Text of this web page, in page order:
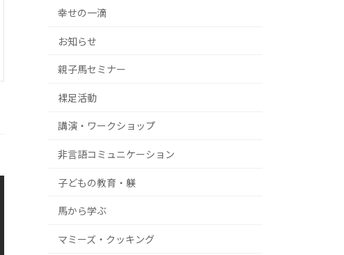
幸せの一滴
お知らせ
親子馬セミナー
裸足活動
講演・ワークショップ
非言語コミュニケーション
子どもの教育・躾
馬から学ぶ
マミーズ・クッキング